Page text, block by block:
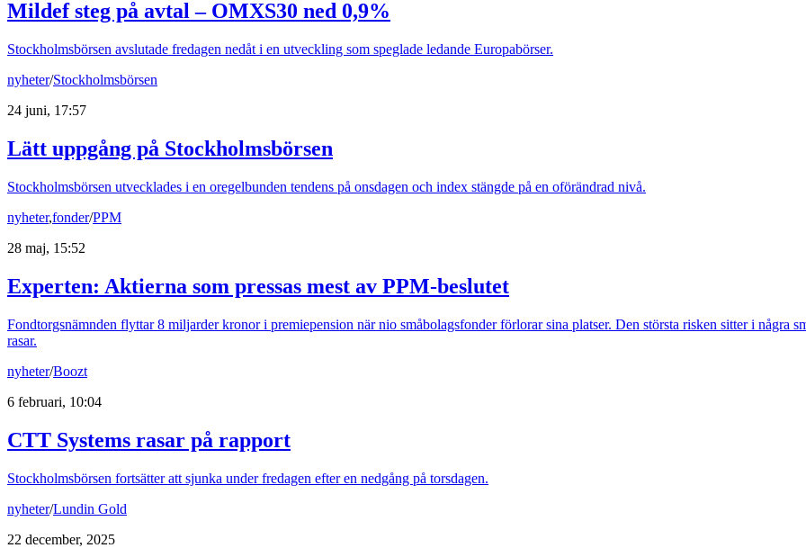
Mildef steg på avtal – OMXS30 ned 0,9%
Stockholmsbörsen avslutade fredagen nedåt i en utveckling som speglade ledande Europabörser.
nyheter/Stockholmsbörsen
24 juni, 17:57
Lätt uppgång på Stockholmsbörsen
Stockholmsbörsen utvecklades i en oregelbunden tendens på onsdagen och index stängde på en oförändrad nivå.
nyheter,fonder/PPM
28 maj, 15:52
Experten: Aktierna som pressas mest av PPM-beslutet
Fondtorgsnämnden flyttar 8 miljarder kronor i premiepension när nio småbolagsfonder förlorar sina platser. Den största risken sitter i några
rasar.
nyheter/Boozt
6 februari, 10:04
CTT Systems rasar på rapport
Stockholmsbörsen fortsätter att sjunka under fredagen efter en nedgång på torsdagen.
nyheter/Lundin Gold
22 december, 2025